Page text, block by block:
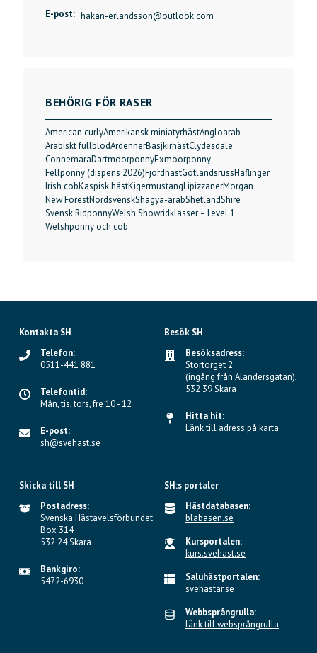
E-post: hakan-erlandsson@outlook.com
BEHÖRIG FÖR RASER
American curlyAmerikansk miniatyrhästAngloarab
Arabiskt fullblodArdennerBasjkirhästClydesdale
ConnemaraDartmoorponnyExmoorponny
Fellponny (dispens 2026)FjordhästGotlandsrussHaflinger
Irish cobKaspisk hästKigermustangLipizzanerMorgan
New ForestNordsvenskShagya-arabShetlandShire
Svensk RidponnyWelsh Showridklasser – Level 1
Welshponny och cob
Kontakta SH
Telefon:
0511-441 881
Telefontid:
Mån, tis, tors, fre 10–12
E-post:
sh@svehast.se
Besök SH
Besöksadress:
Stortorget 2
(ingång från Alandersgatan),
532 39 Skara
Hitta hit:
Länk till adress på karta
Skicka till SH
Postadress:
Svenska Hästavelsförbundet
Box 314
532 24 Skara
Bankgiro:
5472-6930
SH:s portaler
Hästdatabasen:
blabasen.se
Kursportalen:
kurs.svehast.se
Saluhästportalen:
svehastar.se
Webbsprångrulla:
länk till websprångrulla